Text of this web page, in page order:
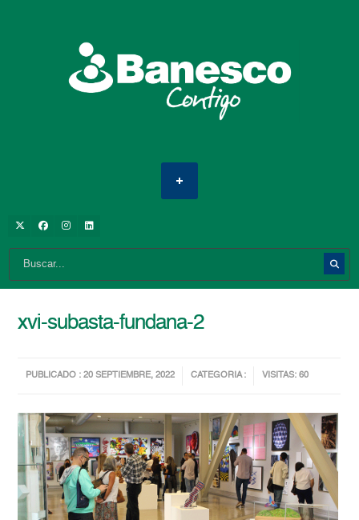
xvi-subasta-fundana-2
PUBLICADO : 20 SEPTIEMBRE, 2022 CATEGORIA : VISITAS: 60